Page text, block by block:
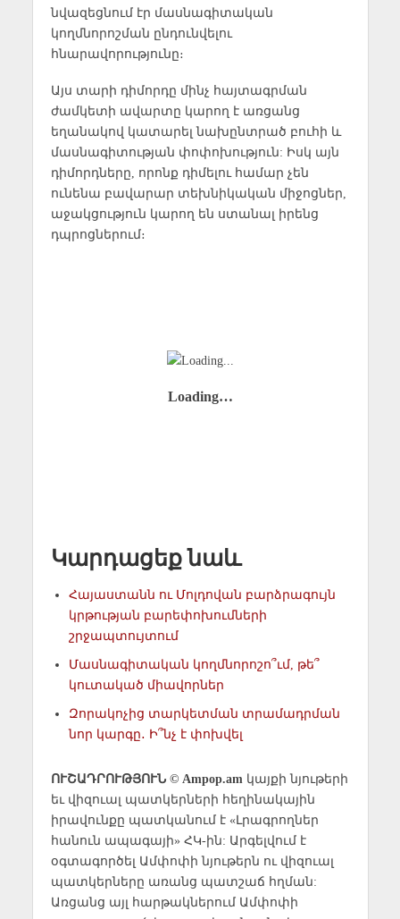
նվազեցնում էր մասնագիտական
կողմնորոշման ընդունվելու
հնարավորությունը։
Այս տարի դիմորդը մինչ հայտագրման
ժամկետի ավարտը կարող է առցանց
եղանակով կատարել նախընտրած բուհի և
մասնագիտության փոփոխություն: Իսկ այն
դիմորդները, որոնք դիմելու համար չեն
ունենա բավարար տեխնիկական միջոցներ,
աջակցություն կարող են ստանալ իրենց
դպրոցներում։
Loading…
Կարդացեք նաև
Հայաստանն ու Մոլդովան բարձրագույն
կրթության բարեփոխումների
շրջապտույտում
Մասնագիտական կողմնորոշո՞ւմ, թե՞
կուտակած միավորներ
Զորակոչից տարկետման տրամադրման
նոր կարգը․ Ի՞նչ է փոխվել
ՈՒՇԱԴՐՈՒԹՅՈՒՆ © Ampop.am կայքի նյութերի
եւ վիզուալ պատկերների հեղինակային
իրավունքը պատկանում է «Լրագրողներ
հանուն ապագայի» ՀԿ-ին: Արգելվում է
օգտագործել Ամփոփի նյութերն ու վիզուալ
պատկերները առանց պատշաճ հղման:
Առցանց այլ հարթակներում Ամփոփի